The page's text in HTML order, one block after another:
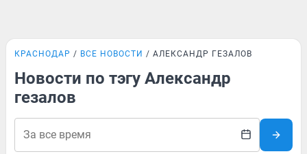
КРАСНОДАР ВСЕ НОВОСТИ АЛЕКСАНДР ГЕЗАЛОВ
Новости по тэгу Александр
гезалов